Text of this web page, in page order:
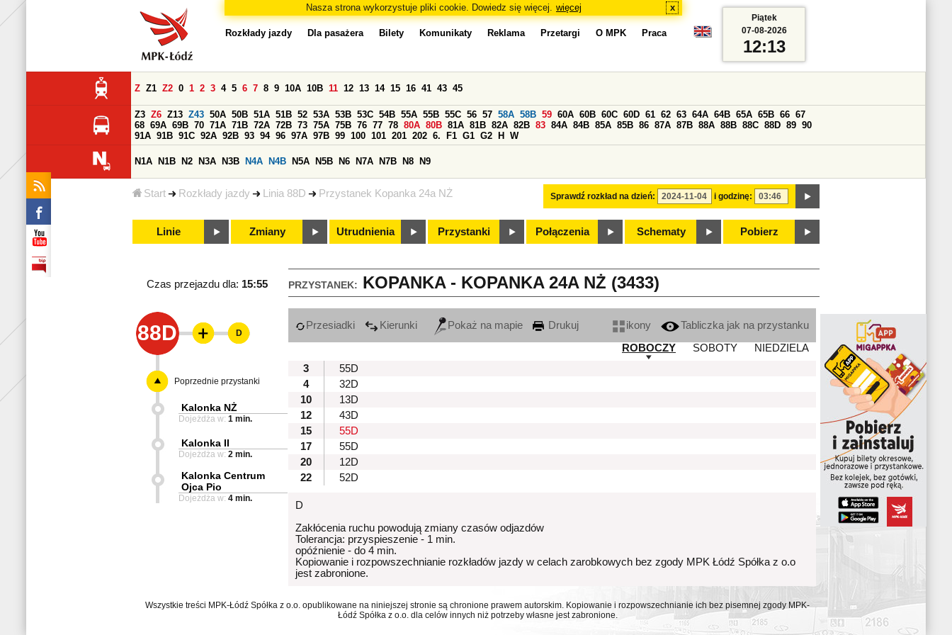
Nasza strona wykorzystuje pliki cookie. Dowiedz się więcej. więcej x
Start Rozkłady jazdy Linia 88D Przystanek Kopanka 24a NŻ
Rozkłady jazdy Dla pasażera Bilety Komunikaty Reklama Przetargi O MPK Praca
Sprawdź rozkład na dzień: i godzinę:
Z Z1 Z2 0 1 2 3 4 5 6 7 8 9 10A 10B 11 12 13 14 15 16 41 43 45
Z3 Z6 Z13 Z43 50A 50B 51A 51B 52 53A 53B 53C 54B 55A 55B 55C 56 57 58A 58B 59 60A 60B 60C 60D 61 62 63 64A 64B 65A 65B 66 67
68 69A 69B 70 71A 71B 72A 72B 73 75A 75B 76 77 78 80A 80B 81A 81B 82A 82B 83 84A 84B 85A 85B 86 87A 87B 88A 88B 88C 88D 89 90
91A 91B 91C 92A 92B 93 94 96 97A 97B 99 100 101 201 202 6. F1 G1 G2 H W
N1A N1B N2 N3A N3B N4A N4B N5A N5B N6 N7A N7B N8 N9
Linie Zmiany Utrudnienia Przystanki Połączenia Schematy Pobierz
Piątek
07-08-2026
12:13
PRZYSTANEK: KOPANKA - KOPANKA 24A NŻ (3433)
Czas przejazdu dla: 15:55
88D Przesiadki Kierunki Pokaż na mapie Drukuj ikony
Tabliczka jak na przystanku
ROBOCZY
SOBOTY
NIEDZIELA
3
55D
4
32D
10
13D
12
43D
15
55D
17
55D
20
12D
22
52D
D
Zakłócenia ruchu powodują zmiany czasów odjazdów
Tolerancja: przyspieszenie - 1 min.
opóźnienie - do 4 min.
Kopiowanie i rozpowszechnianie rozkładów jazdy w celach zarobkowych bez zgody MPK Łódź Spółka z o.o
jest zabronione.
D
Poprzednie przystanki
Kalonka NŻ
Dojeżdża w: 1 min.
Kalonka II
Dojeżdża w: 2 min.
Kalonka Centrum
Ojca Pio
Dojeżdża w: 4 min.
Wszystkie treści MPK-Łódź Spółka z o.o. opublikowane na niniejszej stronie są chronione prawem autorskim. Kopiowanie i rozpowszechnianie ich bez pisemnej zgody MPK-
Łódź Spółka z o.o. dla celów innych niż potrzeby własne jest zabronione.